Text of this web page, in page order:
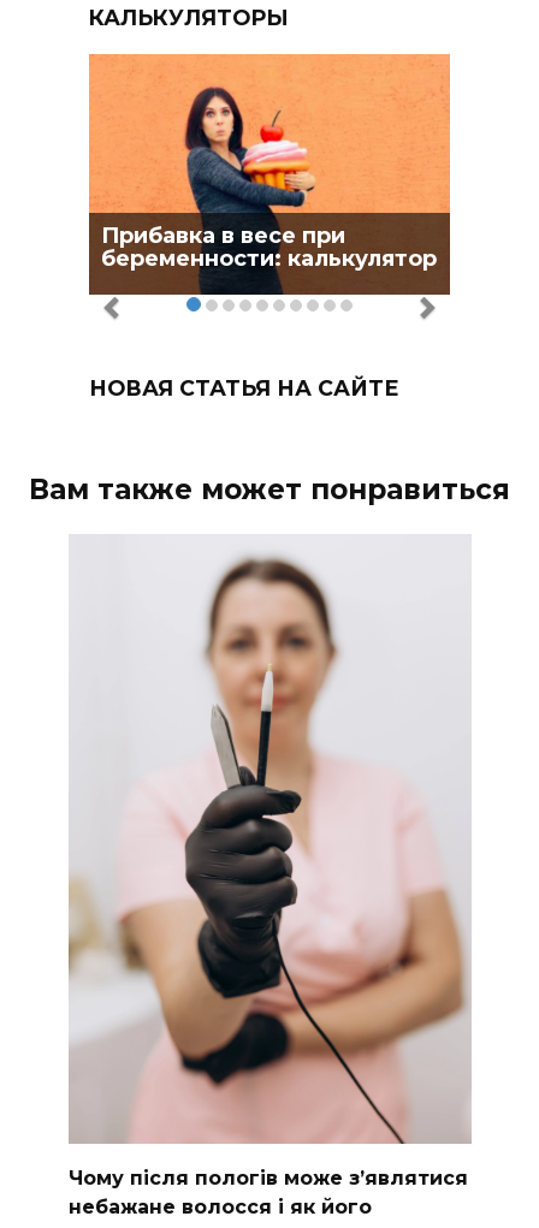
КАЛЬКУЛЯТОРЫ
Прибавка в весе при
беременности: калькулятор
НОВАЯ СТАТЬЯ НА САЙТЕ
Вам также может понравиться
Чому після пологів може з’являтися
небажане волосся і як його